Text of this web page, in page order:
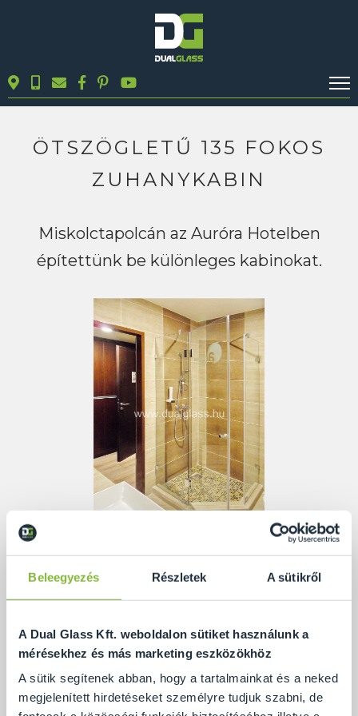
Beleegyezés Részletek A sütikről
A Dual Glass Kft. weboldalon sütiket használunk a
mérésekhez és más marketing eszközökhöz
A sütik segítenek abban, hogy a tartalmainkat és a neked
megjelenített hirdetéseket személyre tudjuk szabni, de
TERMÉKEK
KAPCSOLAT
ÖTSZÖGLETŰ 135 FOKOS
ZUHANYKABIN
Miskolctapolcán az Auróra Hotelben
építettünk be különleges kabinokat.
Sarok zuhanykabin tervezése esetén ideális
elrendezés lehet a két fix üveg közé 135 fokban
záródó ajtó.
A fix üvegeket akár nem egyforma méretre is
kialakítva.